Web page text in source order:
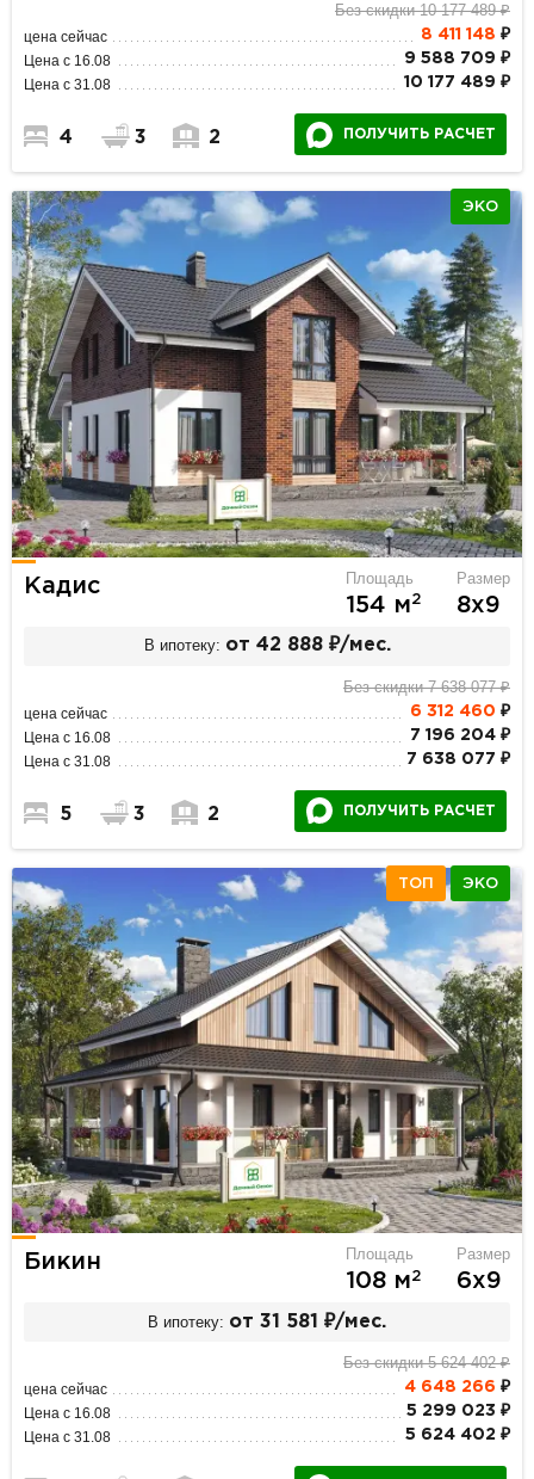
Без скидки 10 177 489 ₽
цена сейчас 8 411 148 ₽
Цена с 16.08 9 588 709 ₽
Цена с 31.08 10 177 489 ₽
4 3 2 ПОЛУЧИТЬ РАСЧЕТ
ЭКО
Кадис Площадь
154 м2
Размер
8х9
В ипотеку: от 42 888 ₽/мес.
Без скидки 7 638 077 ₽
цена сейчас 6 312 460 ₽
Цена с 16.08 7 196 204 ₽
Цена с 31.08 7 638 077 ₽
5 3 2 ПОЛУЧИТЬ РАСЧЕТ
ТОП ЭКО
Бикин Площадь
108 м2
Размер
6х9
В ипотеку: от 31 581 ₽/мес.
Без скидки 5 624 402 ₽
цена сейчас 4 648 266 ₽
Цена с 16.08 5 299 023 ₽
Цена с 31.08 5 624 402 ₽